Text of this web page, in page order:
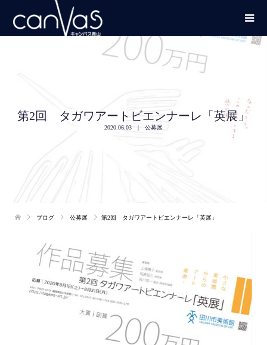
第2回 タガワアートビエンナーレ「英展」
2020.06.03 公募展
ブログ 公募展 第2回 タガワアートビエンナーレ「英展」